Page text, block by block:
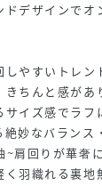
デザインでオ
やすいトレン
ちんと感があ
イズ感でラフ
妙なバランス
肩回りが華奢
羽織れる裏地